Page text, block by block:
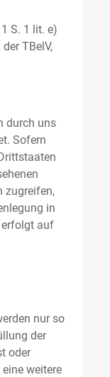
S. 1 lit. e)
TBelV,
durch uns
Sofern
zugreifen,
in
erfolgt auf
nur so
der
oder
weitere